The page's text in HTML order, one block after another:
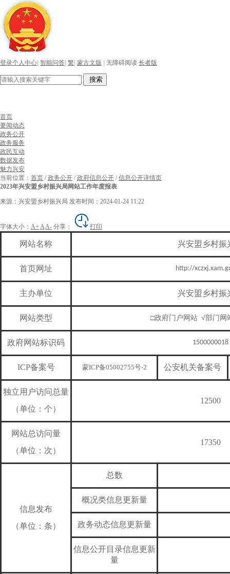
登录个人中心 智能问答 繁 蒙古文版 无障碍阅读 长者版
搜索
首页
要闻动态
政务公开
政务服务
政民互动
数据发布
魅力兴安
当前位置： 首页 /政务公开 /政府信息公开 /信息公开详情页
2023年兴安盟乡村振兴局网站工作年度报表
来源：兴安盟乡村振兴局 发布时间：2024-01-24 11:22
字体大小： A+ AA- 分享： 打印
网站名称 兴安盟乡村振
首页网址 http://
主办单位 兴安盟乡村振
网站类型 □政府门户网站 √部门网
政府网站标识码 1500000018
ICP备案号 蒙ICP备05002755号-2 公安机关备案号
独立用户访问总量
（单位：个）
12500
网站总访问量
（单位：次）
17350
信息发布
（单位：条）
总数
概况类信息更新量
政务动态信息更新量
信息公开目录信息更新
量